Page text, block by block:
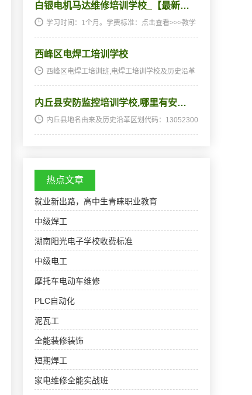
撤销北海市郊区，设立银海区。北海市新设铁山
白银电机马达维修培训学校_【最新…
学习时间：1个月。学费标准：点击查看>>>教学
西峰区电焊工培训学校
西峰区电焊工培训班,电焊工培训学校及历史沿革
区康寿路社区东大街社区九龙北路社区东湖社区
内丘县安防监控培训学校,哪里有安…
内丘县地名由来及历史沿革区划代码：13052300
热点文章
就业新出路，高中生青睐职业教育
中级焊工
湖南阳光电子学校收费标准
中级电工
摩托车电动车维修
PLC自动化
泥瓦工
全能装修装饰
短期焊工
家电维修全能实战班